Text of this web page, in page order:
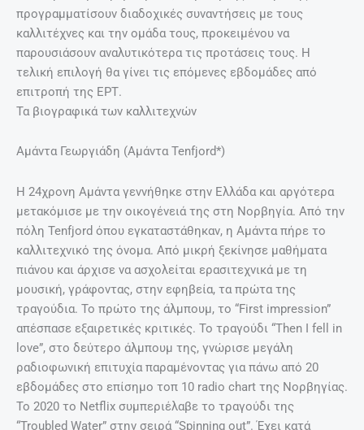
προγραμματίσουν διαδοχικές συναντήσεις με τους
καλλιτέχνες και την ομάδα τους, προκειμένου να
παρουσιάσουν αναλυτικότερα τις προτάσεις τους. Η
τελική επιλογή θα γίνει τις επόμενες εβδομάδες από
επιτροπή της ΕΡΤ.
Τα βιογραφικά των καλλιτεχνών
Αμάντα Γεωργιάδη (Αμάντα Tenfjord*)
Η 24χρονη Αμάντα γεννήθηκε στην Ελλάδα και αργότερα
μετακόμισε με την οικογένειά της στη Νορβηγία. Από την
πόλη Tenfjord όπου εγκαταστάθηκαν, η Αμάντα πήρε το
καλλιτεχνικό της όνομα. Από μικρή ξεκίνησε μαθήματα
πιάνου και άρχισε να ασχολείται ερασιτεχνικά με τη
μουσική, γράφοντας, στην εφηβεία, τα πρώτα της
τραγούδια. Το πρώτο της άλμπουμ, το “First impression”
απέσπασε εξαιρετικές κριτικές. Το τραγούδι “Then I fell in
love”, στο δεύτερο άλμπουμ της, γνώρισε μεγάλη
ραδιοφωνική επιτυχία παραμένοντας για πάνω από 20
εβδομάδες στο επίσημο τοπ 10 radio chart της Νορβηγίας.
Το 2020 το Netflix συμπεριέλαβε το τραγούδι της
“Troubled Water” στην σειρά “Spinning out”. Έχει κατά